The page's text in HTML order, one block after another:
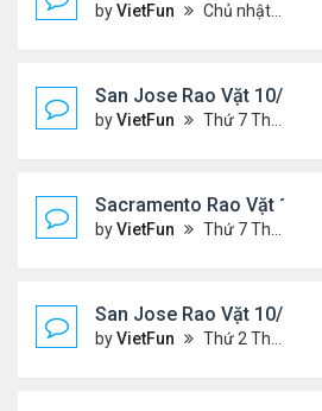
byVietFun Chủ nhật Tháng 10 31, 2021 11:59 am
San Jose Rao Vặt 10/22/
byVietFun Thứ 7 Tháng 10 23, 2021 8:17 am
Sacramento Rao Vặt 10/
byVietFun Thứ 7 Tháng 10 23, 2021 8:10 am
San Jose Rao Vặt 10/15/
byVietFun Thứ 2 Tháng 10 18, 2021 9:32 pm